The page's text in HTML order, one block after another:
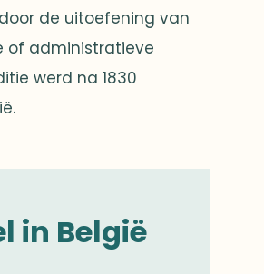
de uitoefening van
of administratieve
werd na 1830
in België